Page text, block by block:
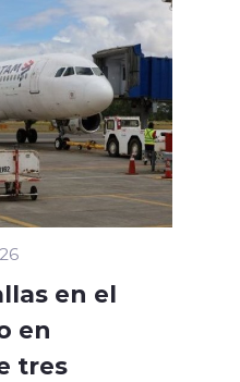
en el
en
tres